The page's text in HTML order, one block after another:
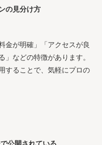
の見分け方
金が明確」「アクセスが良
」などの特徴があります。
することで、気軽にプロの